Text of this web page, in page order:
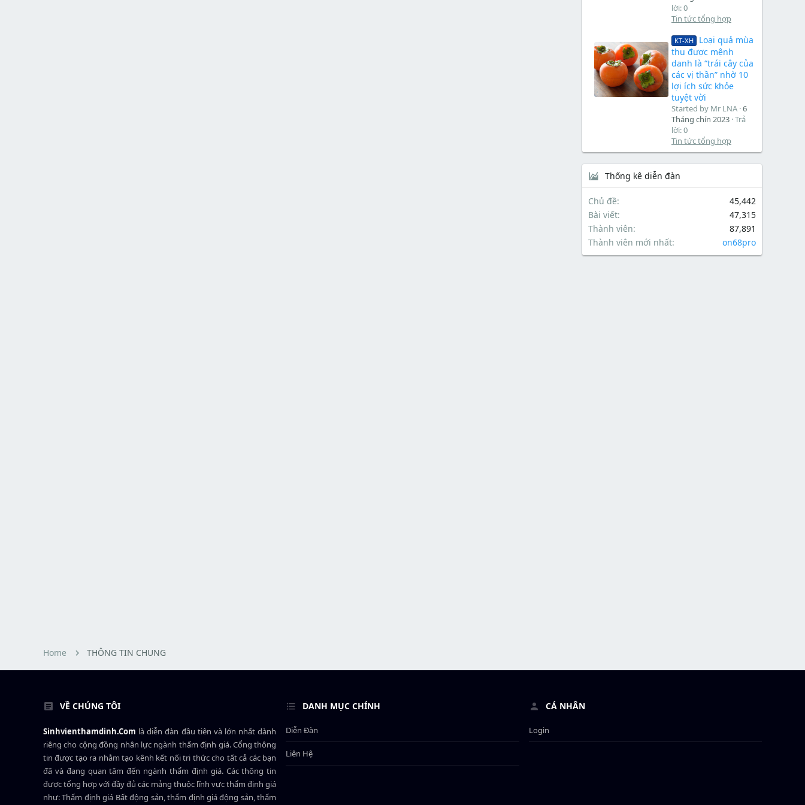
lời: 0
Tin tức tổng hợp
KT-XH
Loại quả mùa
thu được mệnh
danh là “trái cây của
các vị thần” nhờ 10
lợi ích sức khỏe
tuyệt vời
Started by Mr LNA 6
Tháng chín 2023 Trả
lời: 0
Tin tức tổng hợp
Thống kê diễn đàn
Chủ đề
45,442
Bài viết
47,315
Thành viên
87,891
Thành viên mới nhất
on68pro
Home THÔNG TIN CHUNG
VỀ CHÚNG TÔI
Sinhvienthamdinh.Com là diễn đàn đầu tiên và lớn nhất dành
riêng cho cộng đồng nhân lực ngành thẩm định giá. Cổng thông
tin được tạo ra nhằm tạo kênh kết nối tri thức cho tất cả các bạn
đã và đang quan tâm đến ngành thẩm định giá. Các thông tin
được tổng hợp với đầy đủ các mảng thuộc lĩnh vực thẩm định giá
như: Thẩm định giá Bất động sản, thẩm định giá động sản, thẩm
DANH MỤC CHÍNH
Diễn Đàn
Liên Hệ
CÁ NHÂN
Login